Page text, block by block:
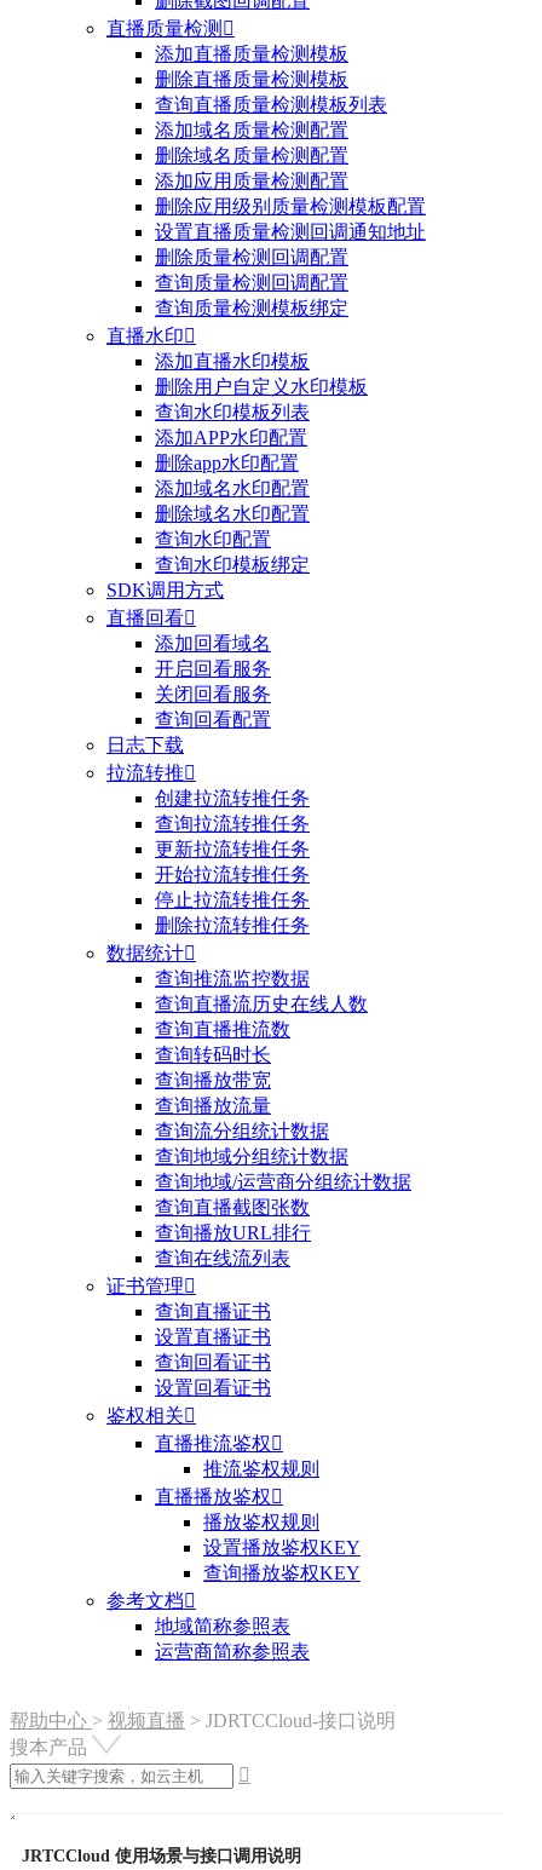
直播质量检测 
添加直播质量检测模板
删除直播质量检测模板
查询直播质量检测模板列表
添加域名质量检测配置
删除域名质量检测配置
添加应用质量检测配置
删除应用级别质量检测模板配置
设置直播质量检测回调通知地址
删除质量检测回调配置
查询质量检测回调配置
查询质量检测模板绑定
直播水印
添加直播水印模板
删除用户自定义水印模板
查询水印模板列表
添加APP水印配置
删除app水印配置
添加域名水印配置
删除域名水印配置
查询水印配置
查询水印模板绑定
SDK调用方式
直播回看
添加回看域名
开启回看服务
关闭回看服务
查询回看配置
日志下载
拉流转推
创建拉流转推任务
查询拉流转推任务
更新拉流转推任务
开始拉流转推任务
停止拉流转推任务
删除拉流转推任务
数据统计
查询推流监控数据
查询直播流历史在线人数
查询直播推流数
查询转码时长
查询播放带宽
查询播放流量
查询流分组统计数据
查询地域分组统计数据
查询地域/运营商分组统计数据
查询直播截图张数
查询播放URL排行
查询在线流列表
证书管理
查询直播证书
设置直播证书
查询回看证书
设置回看证书
鉴权相关
直播推流鉴权
推流鉴权规则
直播播放鉴权
播放鉴权规则
设置播放鉴权KEY
查询播放鉴权KEY
参考文档
地域简称参照表
运营商简称参照表
帮助中心 > 视频直播 > JDRTCCloud-接口说明
搜本产品

JRTCCloud 使用场景与接口调用说明